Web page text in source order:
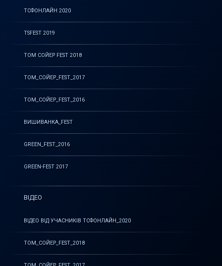
ТСФОНЛАЙН 2020
TSFEST 2019
ТОМ СОЙЕР FEST 2018
ТОМ_СОЙЕР_FEST_2017
ТОМ_СОЙЕР_FEST_2016
ВИШИВАНКА_FEST
GREEN_FEST_2016
GREEN-FEST 2017
ВІДЕО
ВІДЕО ВІД УЧАСНИКІВ ТСФОНЛАЙН_2020
ТОМ_СОЙЕР_FEST_2018